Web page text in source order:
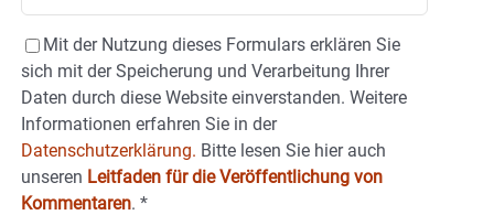
Mit der Nutzung dieses Formulars erklären Sie
sich mit der Speicherung und Verarbeitung Ihrer
Daten durch diese Website einverstanden. Weitere
Informationen erfahren Sie in der
Datenschutzerklärung. Bitte lesen Sie hier auch
unseren Leitfaden für die Veröffentlichung von
Kommentaren. *